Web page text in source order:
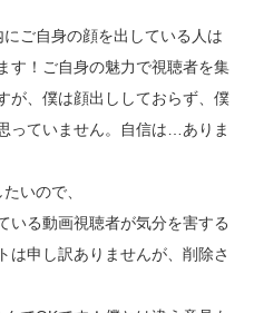
ご自身の顔を出している人は
す！ご自身の魅力で視聴者を集
が、僕は顔出ししておらず、僕
っていません。自信は…ありま
いので、
いる動画視聴者が気分を害する
は申し訳ありませんが、削除さ